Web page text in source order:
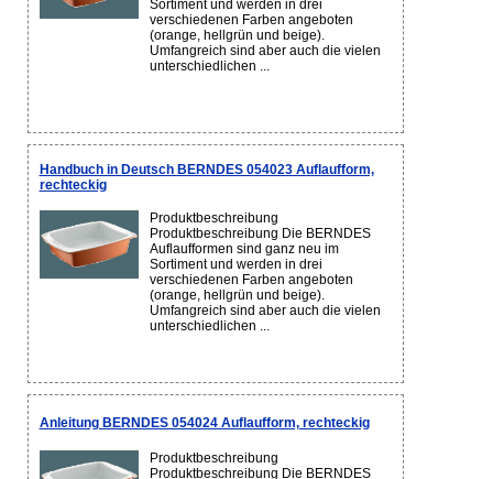
Sortiment und werden in drei
verschiedenen Farben angeboten
(orange, hellgrün und beige).
Umfangreich sind aber auch die vielen
unterschiedlichen ...
Handbuch in Deutsch BERNDES 054023 Auflaufform,
rechteckig
Produktbeschreibung
Produktbeschreibung Die BERNDES
Auflaufformen sind ganz neu im
Sortiment und werden in drei
verschiedenen Farben angeboten
(orange, hellgrün und beige).
Umfangreich sind aber auch die vielen
unterschiedlichen ...
Anleitung BERNDES 054024 Auflaufform, rechteckig
Produktbeschreibung
Produktbeschreibung Die BERNDES